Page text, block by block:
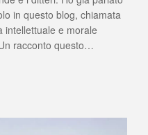
della
suicida
della
Torre
in questo blog, chiamata
intellettuale e morale
racconto questo…